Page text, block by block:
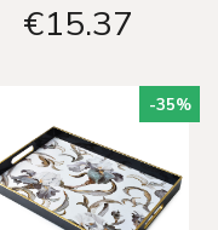
€15 37
-35%